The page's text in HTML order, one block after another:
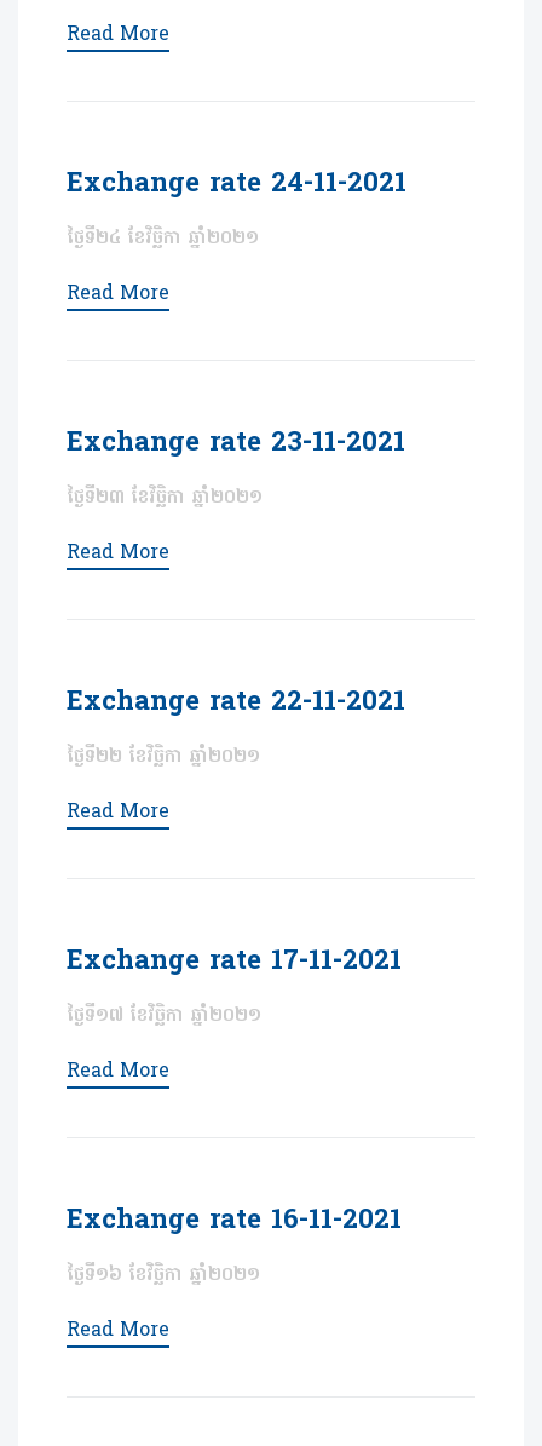
Read More
Exchange rate 24-11-2021
ថ្ងៃទី២៤ ខែវិច្ឆិកា ឆ្នាំ២០២១
Read More
Exchange rate 23-11-2021
ថ្ងៃទី២៣ ខែវិច្ឆិកា ឆ្នាំ២០២១
Read More
Exchange rate 22-11-2021
ថ្ងៃទី២២ ខែវិច្ឆិកា ឆ្នាំ២០២១
Read More
Exchange rate 17-11-2021
ថ្ងៃទី១៧ ខែវិច្ឆិកា ឆ្នាំ២០២១
Read More
Exchange rate 16-11-2021
ថ្ងៃទី១៦ ខែវិច្ឆិកា ឆ្នាំ២០២១
Read More